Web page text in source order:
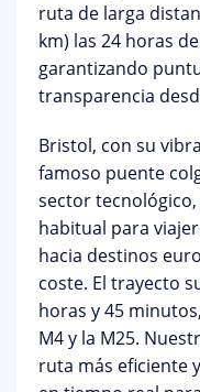
ruta de larga
km) las 24 horas
garantizando
transparencia
Bristol, con su
famoso puente
sector
habitual para
hacia destinos
coste. El trayecto
horas y 45 minutos
M4 y la M25.
ruta más eficiente